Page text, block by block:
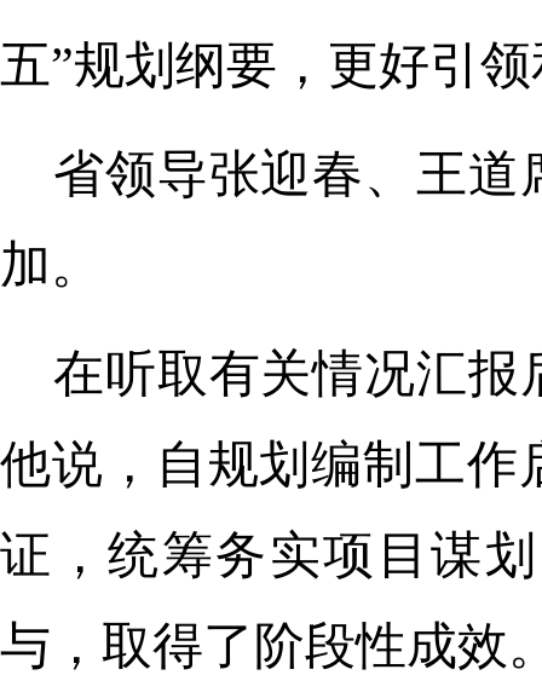
五”规划纲要，更好引
省领导张迎春、王道
加。
在听取有关情况汇报
他说，自规划编制工作
证，统筹务实项目谋
与，取得了阶段性成效